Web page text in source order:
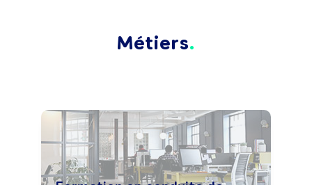
Métiers